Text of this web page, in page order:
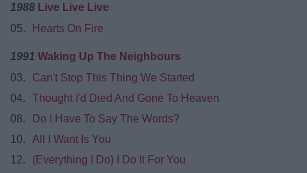
1988 Live Live Live
05.
Hearts On Fire
1991 Waking Up The Neighbours
03.
Can't Stop This Thing We Started
04.
Thought I'd Died And Gone To Heaven
08.
Do I Have To Say The Words?
10.
All I Want Is You
12.
(Everything I Do) I Do It For You